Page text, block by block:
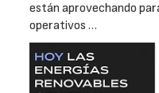
están aprovechando
operativos …